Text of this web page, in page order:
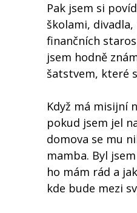
Pak jsem si
školami,
finančních
jsem hodně
šatstvem, které
Když má misijní
pokud jsem jel
domova se mu
mamba. Byl
ho mám rád a
kde bude mezi